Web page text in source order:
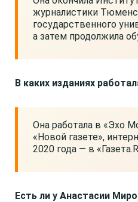
журналистики
государственного
а затем продолжила
В каких изданиях
Она работала в «Эхо
«Новой газете»,
2020 года — в
Есть ли у Анастасии